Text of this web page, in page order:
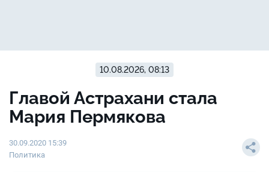
10.08.2026, 08:13
Главой Астрахани стала
Мария Пермякова
30.09.2020 15:39
Политика